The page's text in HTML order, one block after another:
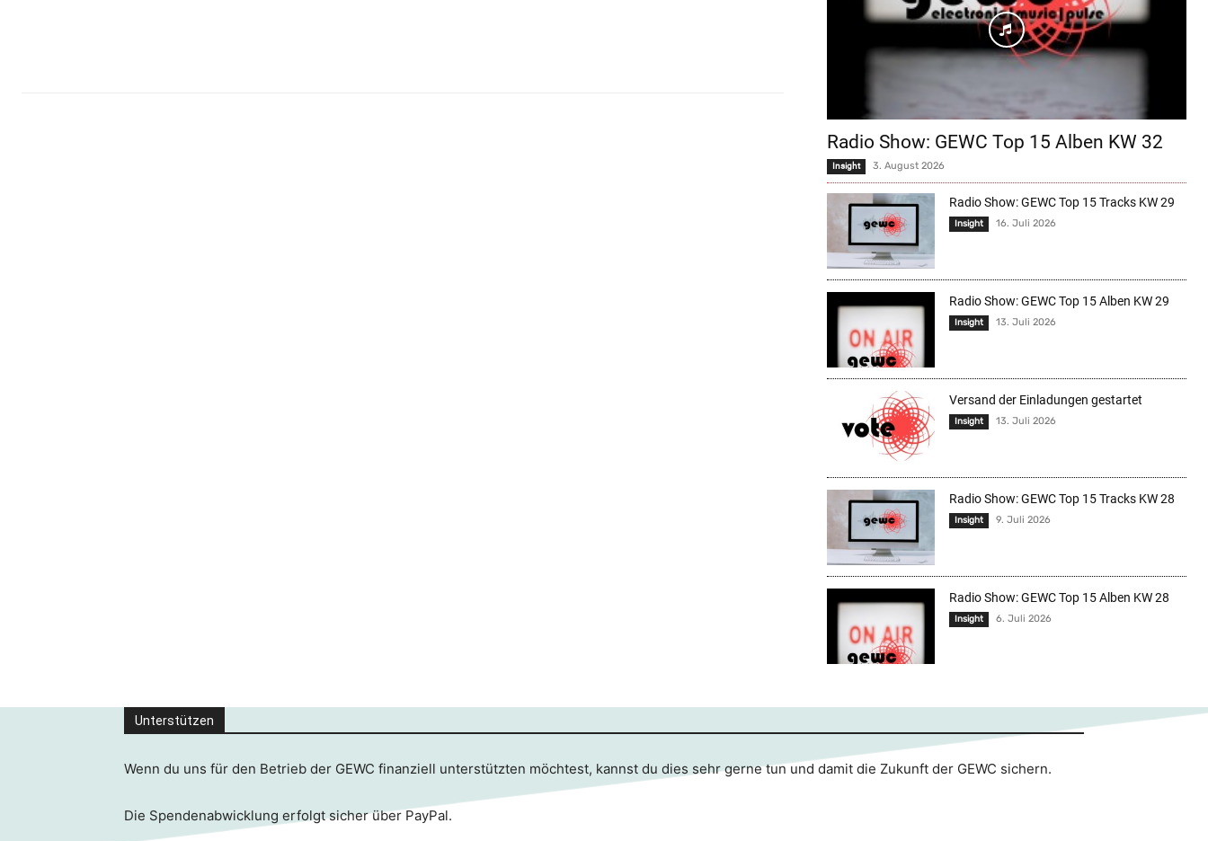
Radio Show: GEWC Top 15 Alben KW 32
Insight 3. August 2026
Radio Show: GEWC Top 15 Tracks KW 29
Insight 16. Juli 2026
Radio Show: GEWC Top 15 Alben KW 29
Insight 13. Juli 2026
Versand der Einladungen gestartet
Insight 13. Juli 2026
Radio Show: GEWC Top 15 Tracks KW 28
Insight 9. Juli 2026
Radio Show: GEWC Top 15 Alben KW 28
Insight 6. Juli 2026
Unterstützen
Wenn du uns für den Betrieb der GEWC finanziell unterstützten möchtest, kannst du dies sehr gerne tun und damit die Zukunft der GEWC sichern.
Die Spendenabwicklung erfolgt sicher über PayPal.